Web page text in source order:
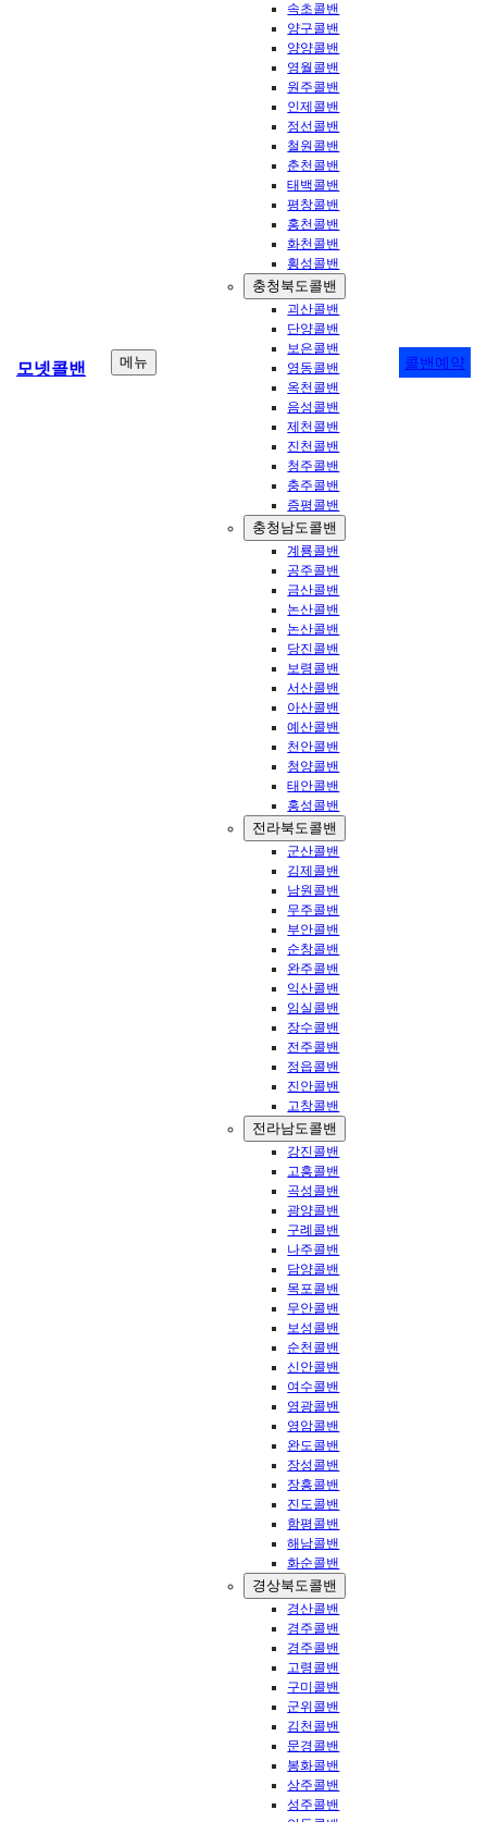
모넷콜밴 메뉴
속초콜밴
양구콜밴
양양콜밴
영월콜밴
원주콜밴
인제콜밴
정선콜밴
철원콜밴
춘천콜밴
태백콜밴
평창콜밴
홍천콜밴
화천콜밴
횡성콜밴
충청북도콜밴
괴산콜밴
단양콜밴
보은콜밴
영동콜밴
옥천콜밴
음성콜밴
제천콜밴
진천콜밴
청주콜밴
충주콜밴
증평콜밴
충청남도콜밴
계룡콜밴
공주콜밴
금산콜밴
논산콜밴
논산콜밴
당진콜밴
보령콜밴
서산콜밴
아산콜밴
예산콜밴
천안콜밴
청양콜밴
태안콜밴
홍성콜밴
전라북도콜밴
군산콜밴
김제콜밴
남원콜밴
무주콜밴
부안콜밴
순창콜밴
완주콜밴
익산콜밴
임실콜밴
장수콜밴
전주콜밴
정읍콜밴
진안콜밴
고창콜밴
전라남도콜밴
강진콜밴
고흥콜밴
곡성콜밴
광양콜밴
구례콜밴
나주콜밴
담양콜밴
목포콜밴
무안콜밴
보성콜밴
순천콜밴
신안콜밴
여수콜밴
영광콜밴
영암콜밴
완도콜밴
장성콜밴
장흥콜밴
진도콜밴
함평콜밴
해남콜밴
화순콜밴
경상북도콜밴
경산콜밴
경주콜밴
경주콜밴
고령콜밴
구미콜밴
군위콜밴
김천콜밴
문경콜밴
봉화콜밴
상주콜밴
성주콜밴
콜밴예약